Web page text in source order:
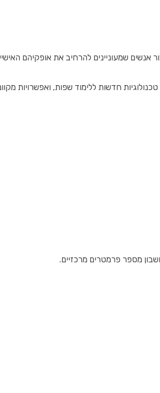
אנשים שמעוניינים להרחיב את אופקיהם
מספר פרמטרים מרכזיים.